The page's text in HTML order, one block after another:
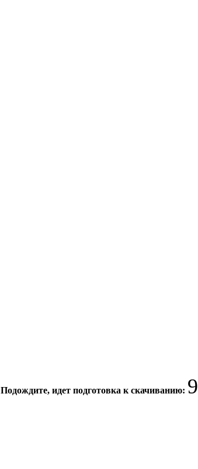
Подождите, идет подготовка к скачиванию: 9